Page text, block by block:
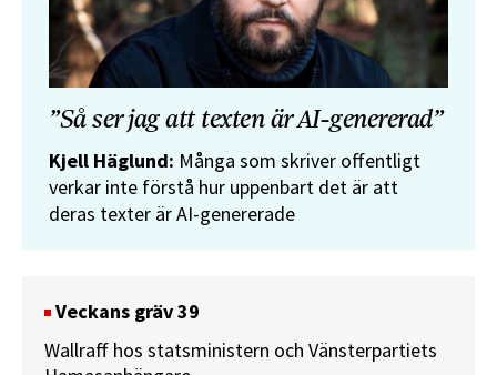
”Så ser jag att texten är AI-genererad”
Kjell Häglund: Många som skriver offentligt
verkar inte förstå hur uppenbart det är att
deras texter är AI-genererade
Veckans gräv 39
Wallraff hos statsministern och Vänsterpartiets